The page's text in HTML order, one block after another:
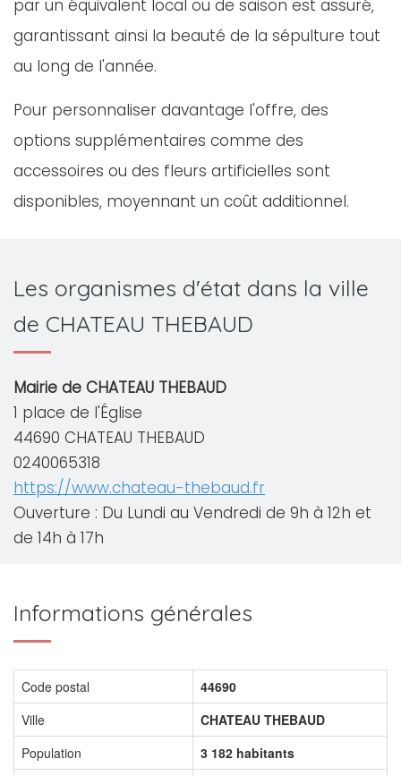
par un équivalent local ou de saison est assuré,
garantissant ainsi la beauté de la sépulture tout
au long de l'année.
Pour personnaliser davantage l'offre, des
options supplémentaires comme des
accessoires ou des fleurs artificielles sont
disponibles, moyennant un coût additionnel.
Les organismes d'état dans la ville
de CHATEAU THEBAUD
Mairie de CHATEAU THEBAUD
1 place de l'Église
44690 CHATEAU THEBAUD
0240065318
https://www.chateau-thebaud.fr
Ouverture : Du Lundi au Vendredi de 9h à 12h et
de 14h à 17h
Informations générales
Code postal
44690
Ville
CHATEAU THEBAUD
Population
3 182 habitants